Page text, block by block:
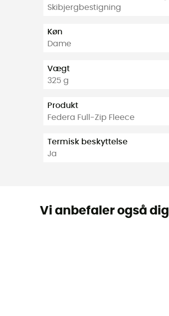
Skibjergbestigning
Køn
Dame
Vægt
325 g
Produkt
Federa Full-Zip Fleece
Termisk beskyttelse
Ja
Vi anbefaler også dig